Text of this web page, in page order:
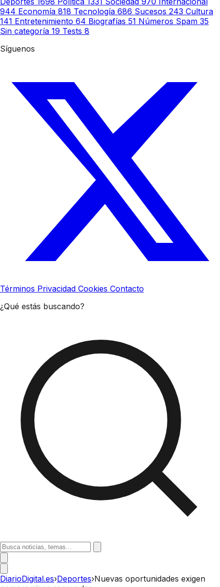
944 Economía 818 Tecnología 686 Sucesos 243 Cultura
141 Entretenimiento 64 Biografías 51 Números Spam 35
Sin categoría 19 Tests 8
Síguenos
Términos Privacidad Cookies Contacto
¿Qué estás buscando?
DiarioDigital.es›Deportes›Nuevas oportunidades exigen